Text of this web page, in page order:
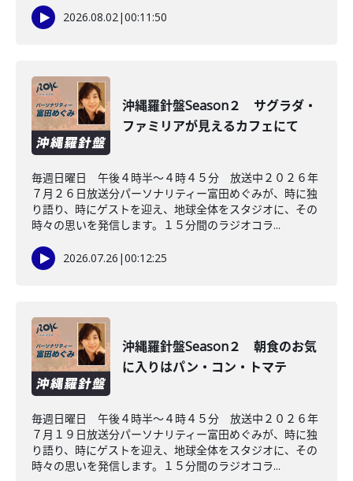
2026.08.02|00:11:50
沖縄羅針盤Season２ サグラダ・
ファミリアが見えるカフェにて
毎週日曜日 午後４時半～４時４５分 放送中２０２６年
７月２６日放送分パーソナリティー富田めぐみが、時に独
り語り、時にゲストを迎え、地球全体をスタジオに、その
時々の思いを発信します。１５分間のラジオコラ...
2026.07.26 |00:12:25
沖縄羅針盤Season２ 朝食のお気
に入りはパン・コン・トマテ
毎週日曜日 午後４時半～４時４５分 放送中２０２６年
７月１９日放送分パーソナリティー富田めぐみが、時に独
り語り、時にゲストを迎え、地球全体をスタジオに、その
時々の思いを発信します。１５分間のラジオコラ...